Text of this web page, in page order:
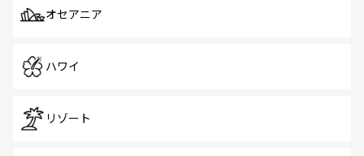
オセアニア
ハワイ
リゾート